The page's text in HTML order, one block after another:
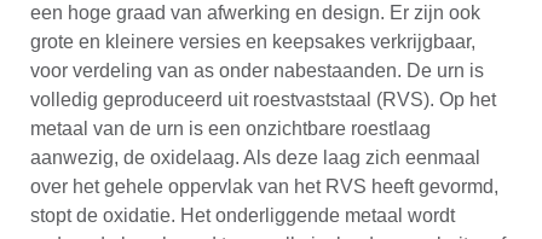
een hoge graad van afwerking en design. Er zijn ook
grote en kleinere versies en keepsakes verkrijgbaar,
voor verdeling van as onder nabestaanden. De urn is
volledig geproduceerd uit roestvaststaal (RVS). Op het
metaal van de urn is een onzichtbare roestlaag
aanwezig, de oxidelaag. Als deze laag zich eenmaal
over het gehele oppervlak van het RVS heeft gevormd,
stopt de oxidatie. Het onderliggende metaal wordt